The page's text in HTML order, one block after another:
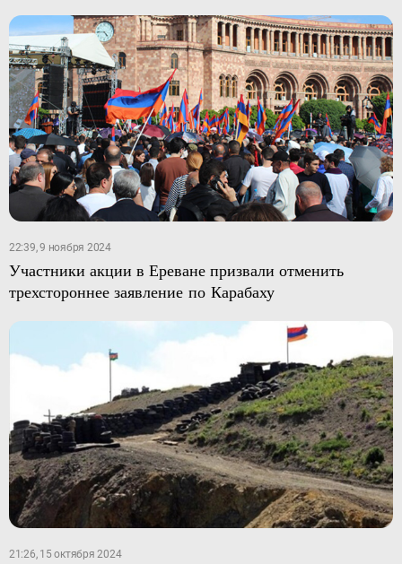
22:39, 9 ноября 2024
Участники акции в Ереване призвали отменить
трехстороннее заявление по Карабаху
21:26, 15 октября 2024